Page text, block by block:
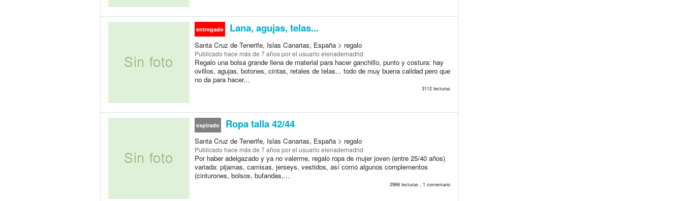
entregado Lana, agujas, telas...
Santa Cruz de Tenerife, Islas Canarias, España > regalo
Publicado hace más de 7 añospor el usuario elenademadrid
Regalo una bolsa grande llena de material para hacer ganchillo, punto y costura: hay
ovillos, agujas, botones, cintas, retales de telas... todo de muy buena calidad pero que
no da para hacer...
3112 lecturas
expirado Ropa talla 42/44
Santa Cruz de Tenerife, Islas Canarias, España > regalo
Publicado hace más de 7 añospor el usuario elenademadrid
Por haber adelgazado y ya no valerme, regalo ropa de mujer joven (entre 25/40 años)
variada: pijamas, camisas, jerseys, vestidos, así como algunos complementos
(cinturones, bolsos, bufandas,...
2966 lecturas , 1 comentario